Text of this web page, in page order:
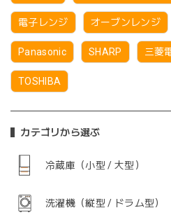
電子レンジ オーブンレンジ
Panasonic SHARP 三菱
TOSHIBA
カテゴリから選ぶ
冷蔵庫（小型 / 大型）
洗濯機（縦型 / ドラム型）